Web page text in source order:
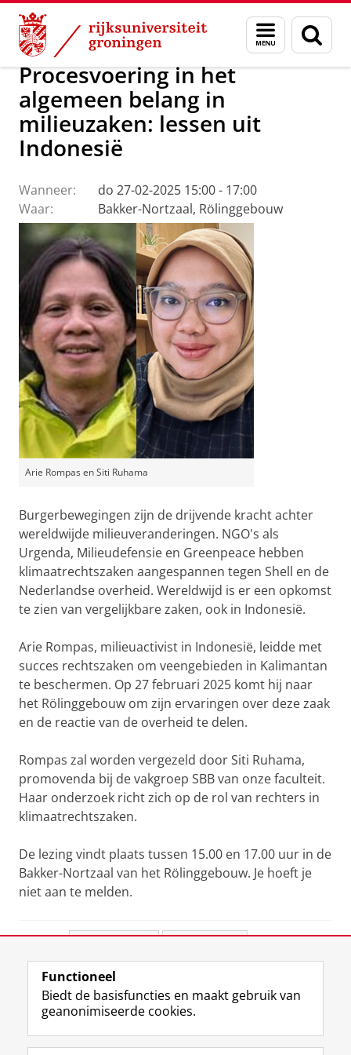
Skip
Content
Skip
Navigation
Menu
en
zoeken
Over ons Agenda
Procesvoering in het
algemeen belang in
milieuzaken: lessen uit
Indonesië
Wanneer:
do 27-02-2025 15:00 - 17:00
Waar:
Bakker-Nortzaal, Rölinggebouw
Arie Rompas en Siti Ruhama
Burgerbewegingen zijn de drijvende kracht achter
wereldwijde milieuveranderingen. NGO's als
Urgenda, Milieudefensie en Greenpeace hebben
klimaatrechtszaken aangespannen tegen Shell en de
Nederlandse overheid. Wereldwijd is er een opkomst
te zien van vergelijkbare zaken, ook in Indonesië.
Arie Rompas, milieuactivist in Indonesië, leidde met
succes rechtszaken om veengebieden in Kalimantan
te beschermen. Op 27 februari 2025 komt hij naar
het Rölinggebouw om zijn ervaringen over deze zaak
en de reactie van de overheid te delen.
Rompas zal worden vergezeld door Siti Ruhama,
promovenda bij de vakgroep SBB van onze faculteit.
Haar onderzoek richt zich op de rol van rechters in
klimaatrechtszaken.
De lezing vindt plaats tussen 15.00 en 17.00 uur in de
Bakker-Nortzaal van het Rölinggebouw. Je hoeft je
niet aan te melden.
View this page in:English
Volg de RUG
F
L
R I
Y
Functioneel
Biedt de basisfuncties en maakt gebruik van
geanonimiseerde cookies.